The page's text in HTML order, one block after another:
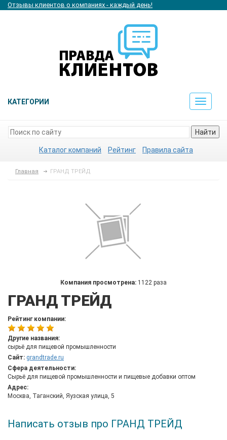
Отзывы клиентов о компаниях - каждый день!
КАТЕГОРИИ
Toggle
Найти
Каталог компаний Рейтинг Правила сайта
Главная ГРАНД ТРЕЙД
Компания просмотрена: 1122 раза
ГРАНД ТРЕЙД
Рейтинг компании:
Другие названия:
сырьё для пищевой промышленности
Сайт: grandtrade.ru
Сфера деятельности:
Сырьё для пищевой промышленности и пищевые добавки оптом
Адрес:
Москва, Таганский, Яузская улица, 5
Написать отзыв про ГРАНД ТРЕЙД